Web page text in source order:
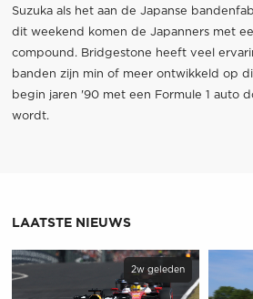
Suzuka als het aan de Japanse
dit weekend komen de Japanners met
compound. Bridgestone heeft veel
banden zijn min of meer ontwikkeld op
begin jaren '90 met een Formule 1 auto
wordt.
LAATSTE NIEUWS
2w geleden